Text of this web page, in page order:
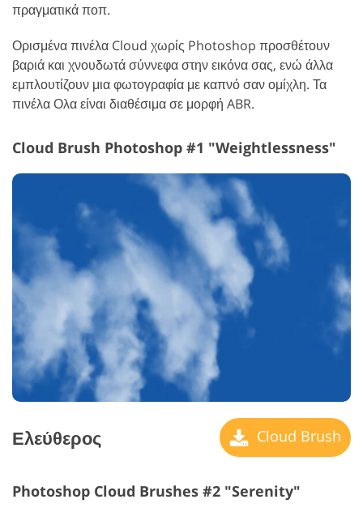
πραγματικά ποπ.
Ορισμένα πινέλα Cloud χωρίς Photoshop προσθέτουν
βαριά και χνουδωτά σύννεφα στην εικόνα σας, ενώ άλλα
εμπλουτίζουν μια φωτογραφία με καπνό σαν ομίχλη. Τα
πινέλα Ολα είναι διαθέσιμα σε μορφή ABR.
Cloud Brush Photoshop #1 "Weightlessness"
Ελεύθερος Cloud Brush
Photoshop Cloud Brushes #2 "Serenity"